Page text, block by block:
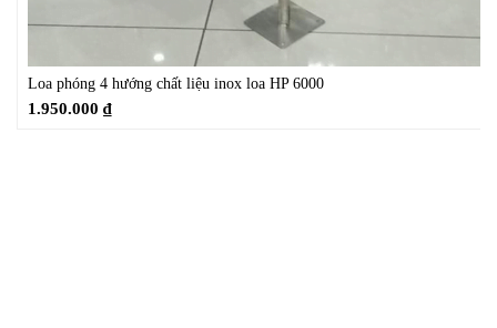
Loa phóng 4 hướng chất liệu inox loa HP 6000
1.950.000 ₫